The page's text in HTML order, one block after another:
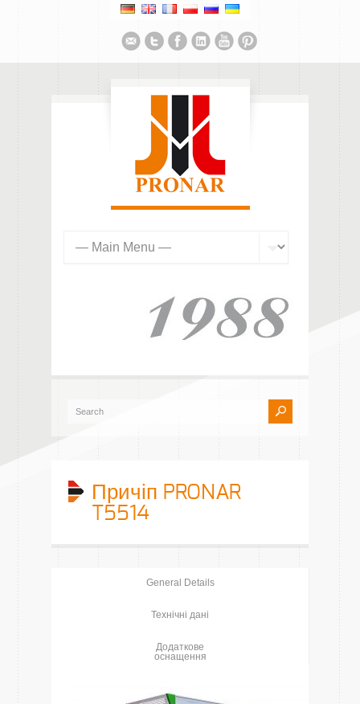
Причіп PRONAR
T5514
General Details
Технічні дані
Додаткове
оснащення